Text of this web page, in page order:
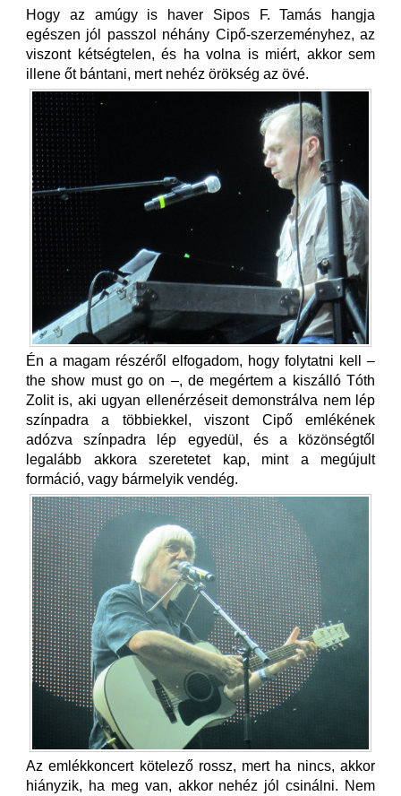
Hogy az amúgy is haver Sipos F. Tamás hangja
egészen jól passzol néhány Cipő-szerzeményhez, az
viszont kétségtelen, és ha volna is miért, akkor sem
illene őt bántani, mert nehéz örökség az övé.
Én a magam részéről elfogadom, hogy folytatni kell –
the show must go on –, de megértem a kiszálló Tóth
Zolit is, aki ugyan ellenérzéseit demonstrálva nem lép
színpadra a többiekkel, viszont Cipő emlékének
adózva színpadra lép egyedül, és a közönségtől
legalább akkora szeretetet kap, mint a megújult
formáció, vagy bármelyik vendég.
Az emlékkoncert kötelező rossz, mert ha nincs, akkor
hiányzik, ha meg van, akkor nehéz jól csinálni. Nem